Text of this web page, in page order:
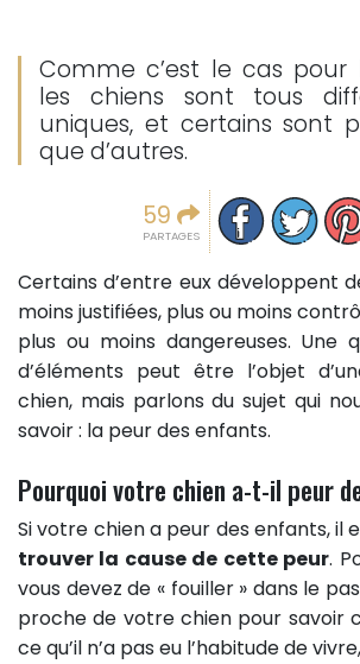
Comme c’est le cas pour
les chiens sont tous
uniques, et certains sont
que d’autres.
59
PARTAGES
Partager sur
Partager
Certains d’entre eux développent
moins justifiées, plus ou moins
plus ou moins dangereuses. Une
d’éléments peut être l’objet
chien, mais parlons du sujet qui
savoir : la peur des enfants.
Pourquoi votre chien a-t-il peur
Si votre chien a peur des enfants, il
trouver la cause de cette peur.
vous devez de « fouiller » dans le
proche de votre chien pour savoir
ce qu’il n’a pas eu l’habitude de